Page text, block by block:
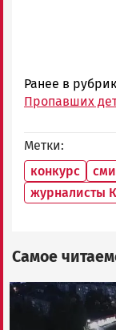
Ранее в
Пропавших
Метки
конкурс
сми
журналисты
Самое
Image